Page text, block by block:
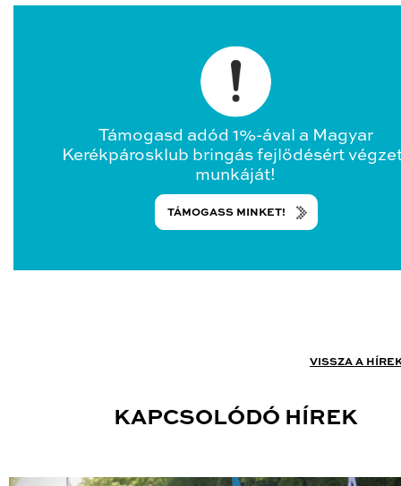
Támogasd adód 1%-ával a Magyar
Kerékpárosklub bringás fejlődésért
munkáját!
TÁMOGASS MINKET!
VISSZA A
KAPCSOLÓDÓ HÍREK